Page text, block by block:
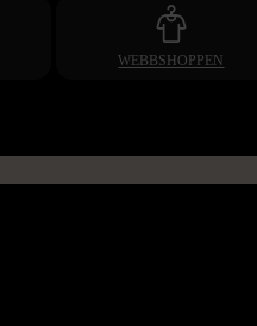
WEBBSHOPPEN